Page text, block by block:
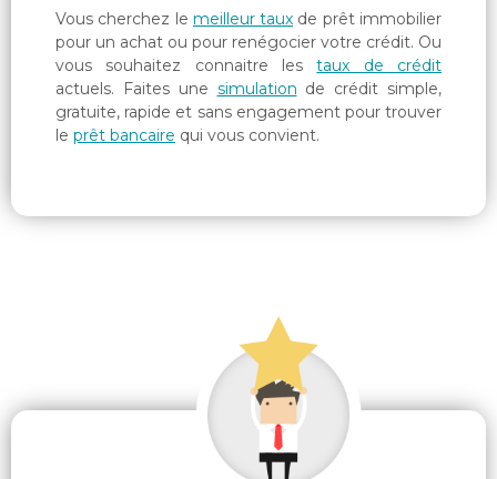
Vous cherchez le meilleur taux de prêt immobilier
pour un achat ou pour renégocier votre crédit. Ou
vous souhaitez connaitre lestaux de crédit
actuels. Faites une simulation de crédit simple,
gratuite, rapide et sans engagement pour trouver
le prêt bancaire qui vous convient.